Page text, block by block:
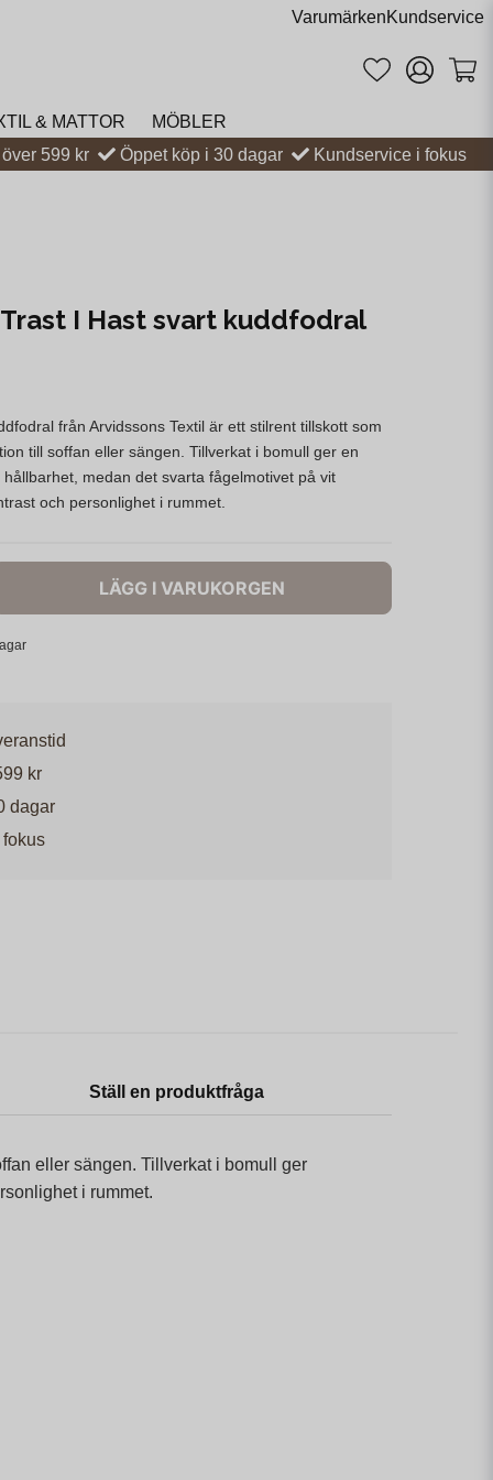
VarumärkenKundservice
& MATTOR
MÖBLER
599 kr
Öppet köp i 30 dagar Kundservice i fokus
I Hast svart kuddfodral
från Arvidssons Textil är ett stilrent tillskott som
till soffan eller sängen. Tillverkat i bomull ger en
medan det svarta fågelmotivet på vit
och personlighet i rummet.
LÄGG I VARUKORGEN
kr
dagar
Ställ en produktfråga
eller sängen. Tillverkat i bomull ger
i rummet.